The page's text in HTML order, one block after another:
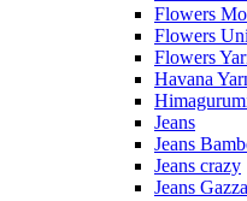
Flowers
Flowers
Flowers
Havana
Jeans
Jeans
Jeans crazy
Jeans